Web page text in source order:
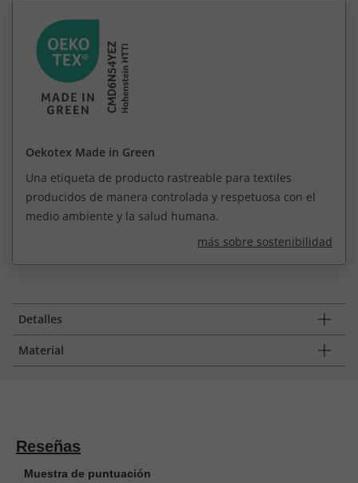
Oekotex Made in Green
Una etiqueta de producto rastreable para textiles
producidos de manera controlada y respetuosa con el
medio ambiente y la salud humana.
más sobre sostenibilidad
Detalles
Material